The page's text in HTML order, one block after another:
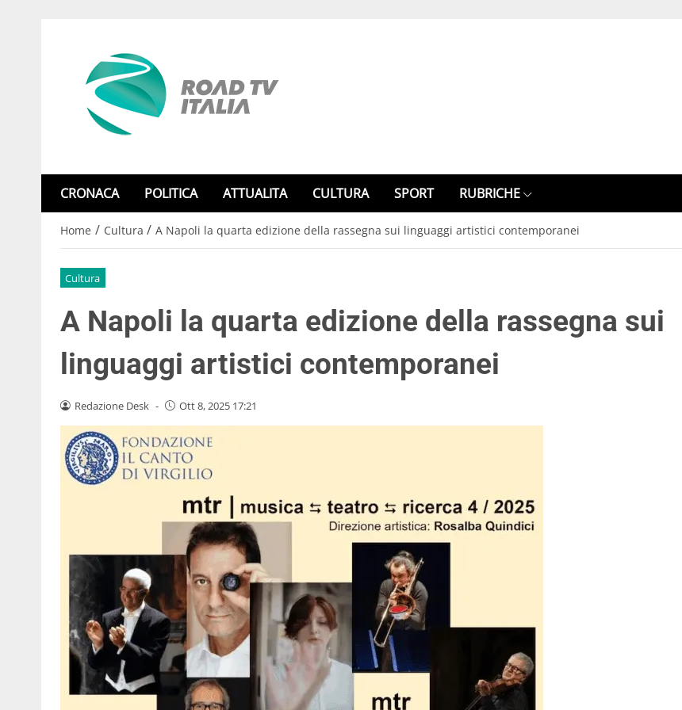
CRONACA POLITICA ATTUALITA CULTURA SPORT RUBRICHE
Home / Cultura / A Napoli la quarta edizione della rassegna sui linguaggi artistici contemporanei
Cultura
A Napoli la quarta edizione della rassegna sui
linguaggi artistici contemporanei
Redazione Desk - Ott 8, 2025 17:21